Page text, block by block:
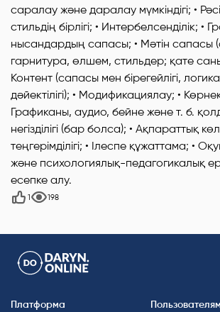
саралау және даралау мүмкіндігі; •
стильдің бірлігі; • Интербелсенділік; •
нысандардың сапасы; • Мәтін сапасы
гарнитура, өлшем, стильдер; қате
Контент (сапасы мен бірегейлігі,
дәйектілігі); • Модификациялау; •
Графиканы, аудио, бейне және т. б.
негізділігі (бар болса); • Ақпараттық
теңгерімділігі; • Ілеспе құжаттама; •
және психологиялық-педагогикалық
есепке алу.
1 198
Платформа Пользователям